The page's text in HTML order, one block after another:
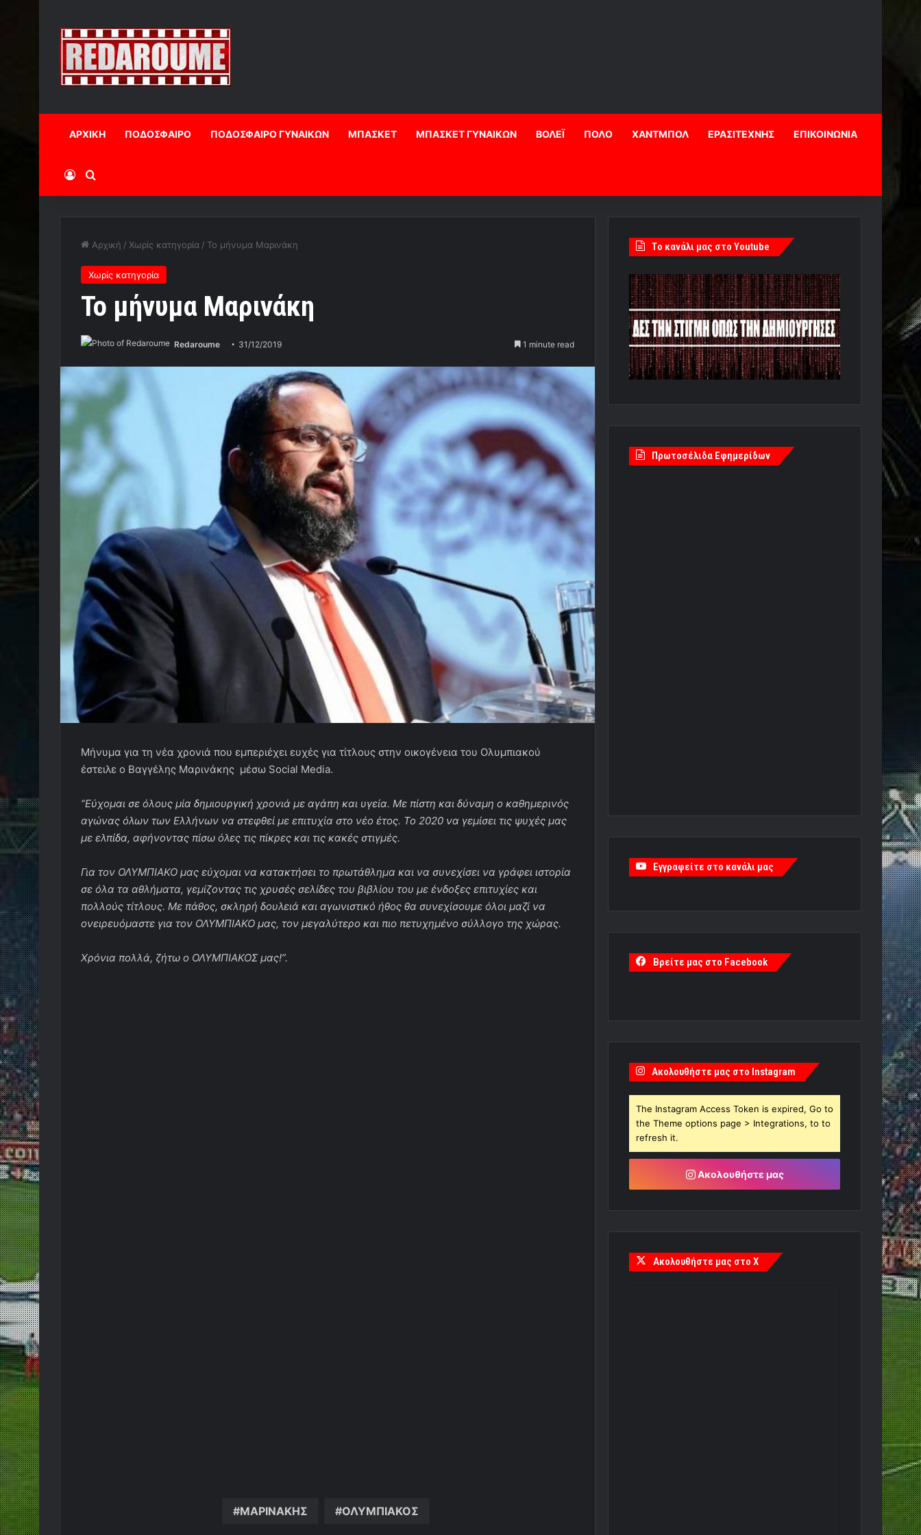
ΑΡΧΙΚΗ ΠΟΔΟΣΦΑΙΡΟ ΠΟΔΟΣΦΑΙΡΟ ΓΥΝΑΙΚΩΝ ΜΠΑΣΚΕΤ ΜΠΑΣΚΕΤ ΓΥΝΑΙΚΩΝ ΒΟΛΕΪ ΠΟΛΟ ΧΑΝΤΜΠΟΛ ΕΡΑΣΙΤΕΧΝΗΣ ΕΠΙΚΟΙΝΩΝΙΑ
Log InΑναζήτηση
Αρχική / Χωρίς κατηγορία / To μήνυμα Μαρινάκη
Χωρίς κατηγορία
To μήνυμα Μαρινάκη
Redaroume 31/12/2019 1 minute read
Μήνυμα για τη νέα χρονιά που εμπεριέχει ευχές για τίτλους στην οικογένεια του Ολυμπιακού
έστειλε ο Βαγγέλης Μαρινάκης μέσω Social Media.
“Εύχομαι σε όλους μία δημιουργική χρονιά με αγάπη και υγεία. Με πίστη και δύναμη ο καθημερινός
αγώνας όλων των Ελλήνων να στεφθεί με επιτυχία στο νέο έτος. Το 2020 να γεμίσει τις ψυχές μας
με ελπίδα, αφήνοντας πίσω όλες τις πίκρες και τις κακές στιγμές.
Για τον ΟΛΥΜΠΙΑΚΟ μας εύχομαι να κατακτήσει το πρωτάθλημα και να συνεχίσει να γράφει ιστορία
σε όλα τα αθλήματα, γεμίζοντας τις χρυσές σελίδες του βιβλίου του με ένδοξες επιτυχίες και
πολλούς τίτλους. Με πάθος, σκληρή δουλειά και αγωνιστικό ήθος θα συνεχίσουμε όλοι μαζί να
ονειρευόμαστε για τον ΟΛΥΜΠΙΑΚΟ μας, τον μεγαλύτερο και πιο πετυχημένο σύλλογο της χώρας.
Χρόνια πολλά, ζήτω ο ΟΛΥΜΠΙΑΚΟΣ μας!”.
ΜΑΡΙΝΑΚΗΣ ΟΛΥΜΠΙΑΚΟΣ
Tο κανάλι μας στο Youtube
Πρωτοσέλιδα Εφημερίδων
Εγγραφείτε στο κανάλι μας
Βρείτε μας στο Facebook
Ακολουθήστε μας στο Instagram
The Instagram Access Token is expired, Go to
the Theme options page > Integrations, to to
refresh it.
Ακολουθήστε μας
Ακολουθήστε μας στο X